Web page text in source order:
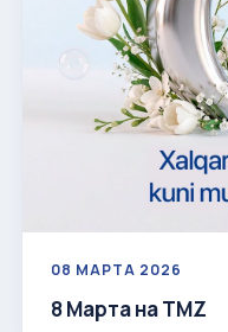
08 МАРТА 2026
8 Марта на ТМZ